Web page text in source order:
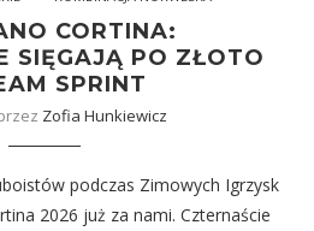
CORTINA:
SIĘGAJĄ PO ZŁOTO
SPRINT
Zofia Hunkiewicz
podczas Zimowych Igrzysk
2026 już za nami. Czternaście